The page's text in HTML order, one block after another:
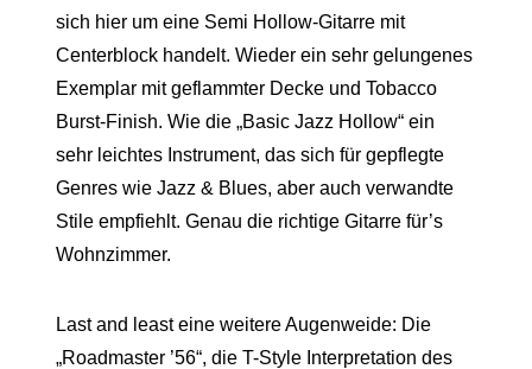
sich hier um eine Semi Hollow-Gitarre mit
Centerblock handelt. Wieder ein sehr gelungenes
Exemplar mit geflammter Decke und Tobacco
Burst-Finish. Wie die „Basic Jazz Hollow“ ein
sehr leichtes Instrument, das sich für gepflegte
Genres wie Jazz & Blues, aber auch verwandte
Stile empfiehlt. Genau die richtige Gitarre für’s
Wohnzimmer.
Last and least eine weitere Augenweide: Die
„Roadmaster ’56“, die T-Style Interpretation des